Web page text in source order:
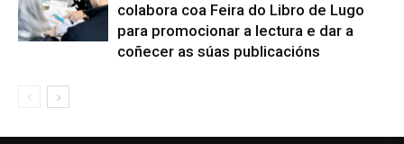
colabora coa Feira do Libro de Lugo
para promocionar a lectura e dar a
coñecer as súas publicacións